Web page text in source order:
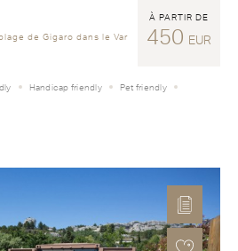
de Gigaro dans le Var
À PARTIR DE
450 EUR
Handicap friendly
Pet friendly